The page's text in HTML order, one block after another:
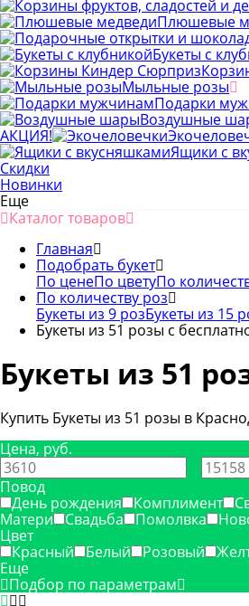
Плюшевые
Букеты с
Мыльные розы
Подарки
Воздушные
АКЦИЯ!
Ящики с
Скидки
Новинки
Еще
Каталог товаров
Главная
Подобрать букет
По ценеПо цветуПо
По количеству роз
Букеты из 9 розБукеты из 15
Букеты из 51 розы с
Букеты из 51
Купить Букеты из 51 розы в
Цена, руб.
Повод
День рождения
Комплимент
Матери
Свадьба Помолвка
Цвет
Красный
Белый Розовый
Еще
Подбор по параметрам